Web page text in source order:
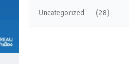
Uncategorized (28)